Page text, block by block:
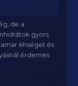
de a
gyors
éhséget és
érdemes